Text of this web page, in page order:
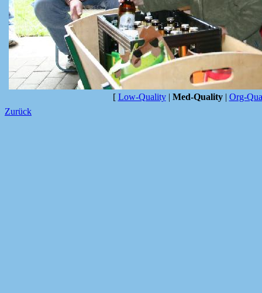
[ Low-Quality| Med-Quality| Org-
Zurück